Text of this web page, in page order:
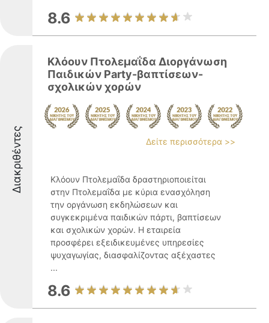
8.6
Διακριθέντες
Κλόουν Πτολεμαΐδα Διοργάνωση
Παιδικών Party-βαπτίσεων-
σχολικών χορών
Δείτε περισσότερα >>
Κλόουν Πτολεμαΐδα δραστηριοποιείται
στην Πτολεμαΐδα με κύρια ενασχόληση
την οργάνωση εκδηλώσεων και
συγκεκριμένα παιδικών πάρτι, βαπτίσεων
και σχολικών χορών. Η εταιρεία
προσφέρει εξειδικευμένες υπηρεσίες
ψυχαγωγίας, διασφαλίζοντας αξέχαστες
...
8.6